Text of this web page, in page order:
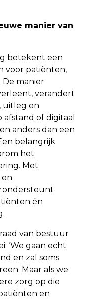
manier van
betekent een
voor patiënten,
De manier
verandert
uitleg en
of digitaal
anders dan een
belangrijk
het
Met
en
ondersteunt
én
van bestuur
‘We gaan echt
en zal soms
Maar als we
zorg op die
en